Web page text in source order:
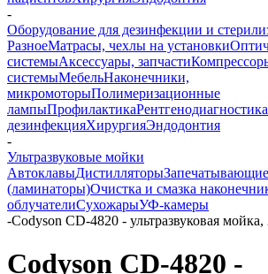
-
Оборудование для дезинфекции и
РазноеМатрасы, чехлы на установки
системыАксессуары, запчасти
системыМебельНаконечники,
микромоторыПолимеризационные
лампыПрофилактикаРентгенодиагностика
дезинфекцияХирургияЭндодонтия
-
Ультразвуковые мойки
АвтоклавыДистилляторыЗапечатывающие
(ламинаторы)Очистка и смазка
облучателиСухожарыУФ-камеры
-Codyson CD-4820 - ультразвуковая мойка,
Codyson CD-4820 -